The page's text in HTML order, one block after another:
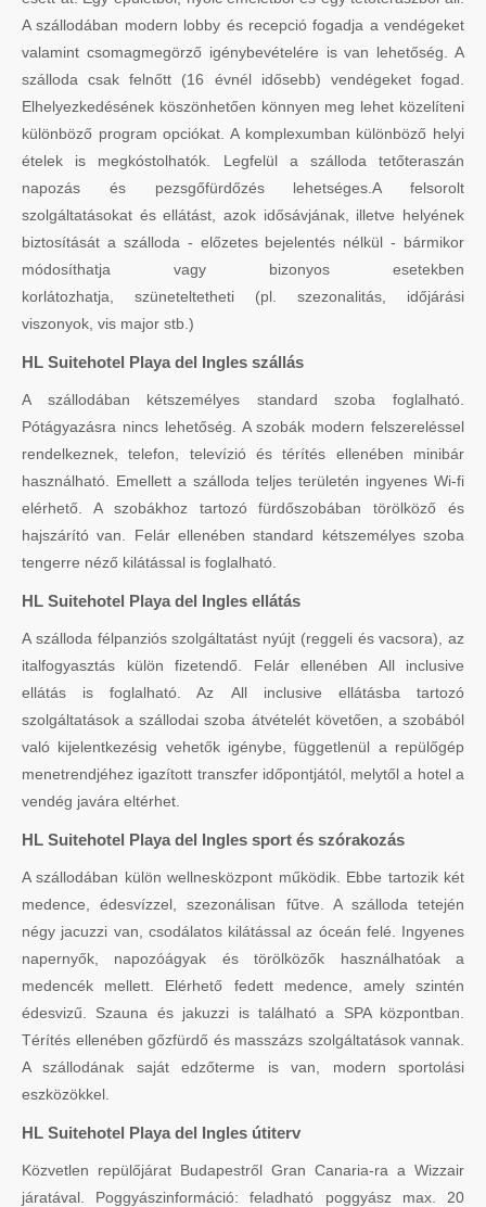
A szállodában modern lobby és recepció fogadja a vendégeket
valamint csomagmegörző igénybevételére is van lehetőség. A
szálloda csak felnőtt (16 évnél idősebb) vendégeket fogad.
Elhelyezkedésének köszönhetően könnyen meg lehet közelíteni
különböző program opciókat. A komplexumban különböző helyi
ételek is megkóstolhatók. Legfelül a szálloda tetőteraszán
napozás és pezsgőfürdőzés lehetséges.A felsorolt
szolgáltatásokat és ellátást, azok idősávjának, illetve helyének
biztosítását a szálloda - előzetes bejelentés nélkül - bármikor
módosíthatja vagy bizonyos esetekben
korlátozhatja, szüneteltetheti (pl. szezonalitás, időjárási
viszonyok, vis major stb.)
HL Suitehotel Playa del Ingles szállás
A szállodában kétszemélyes standard szoba foglalható.
Pótágyazásra nincs lehetőség. A szobák modern felszereléssel
rendelkeznek, telefon, televízió és térítés ellenében minibár
használható. Emellett a szálloda teljes területén ingyenes Wi-fi
elérhető. A szobákhoz tartozó fürdőszobában törölköző és
hajszárító van. Felár ellenében standard kétszemélyes szoba
tengerre néző kilátással is foglalható.
HL Suitehotel Playa del Ingles ellátás
A szálloda félpanziós szolgáltatást nyújt (reggeli és vacsora), az
italfogyasztás külön fizetendő. Felár ellenében All inclusive
ellátás is foglalható. Az All inclusive ellátásba tartozó
szolgáltatások a szállodai szoba átvételét követően, a szobából
való kijelentkezésig vehetők igénybe, függetlenül a repülőgép
menetrendjéhez igazított transzfer időpontjától, melytől a hotel a
vendég javára eltérhet.
HL Suitehotel Playa del Ingles sport és szórakozás
A szállodában külön wellnesközpont működik. Ebbe tartozik két
medence, édesvízzel, szezonálisan fűtve. A szálloda tetején
négy jacuzzi van, csodálatos kilátással az óceán felé. Ingyenes
napernyők, napozóágyak és törölközők használhatóak a
medencék mellett. Elérhető fedett medence, amely szintén
édesvizű. Szauna és jakuzzi is található a SPA központban.
Térítés ellenében gőzfürdő és masszázs szolgáltatások vannak.
A szállodának saját edzőterme is van, modern sportolási
eszközökkel.
HL Suitehotel Playa del Ingles útiterv
Közvetlen repülőjárat Budapestről Gran Canaria-ra a Wizzair
járatával. Poggyászinformáció: feladható poggyász max. 20